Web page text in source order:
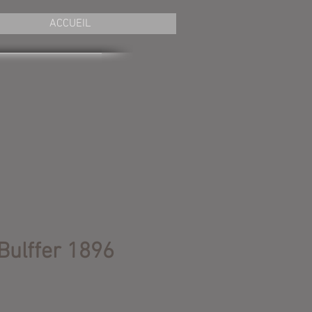
ACCUEIL
1896